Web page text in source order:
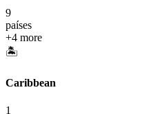
9
países
+4 more
🏝️
Caribbean
1